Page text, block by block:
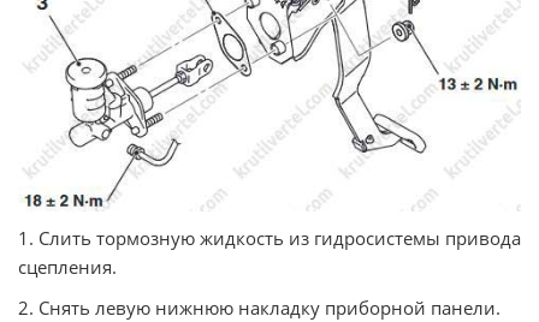
1. Слить тормозную жидкость из гидросистемы привода
сцепления.
2. Снять левую нижнюю накладку приборной панели.